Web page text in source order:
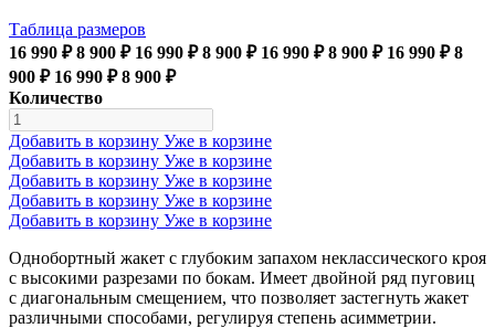
Таблица размеров
16 990 ₽ 8 900 ₽ 16 990 ₽ 8 900 ₽ 16 990 ₽ 8 900 ₽ 16 990 ₽ 8
900 ₽ 16 990 ₽ 8 900 ₽
Количество
Добавить в корзину Уже в корзине
Добавить в корзину Уже в корзине
Добавить в корзину Уже в корзине
Добавить в корзину Уже в корзине
Добавить в корзину Уже в корзине
Однобортный жакет с глубоким запахом неклассического кроя
с высокими разрезами по бокам. Имеет двойной ряд пуговиц
с диагональным смещением, что позволяет застегнуть жакет
различными способами, регулируя степень асимметрии.